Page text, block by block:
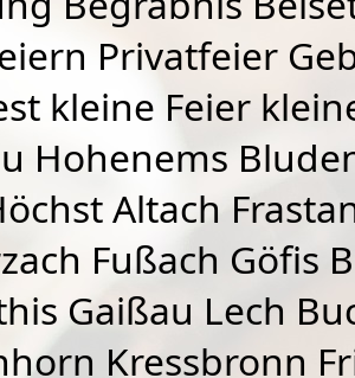
Privatfeier
kleine Feier
Hohenems
Altach
Fußach Göfis
Gaißau Lech
Kressbronn